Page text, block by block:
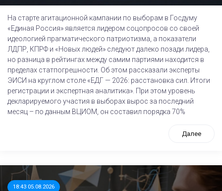
На старте агитационной кампании по выборам в Госдуму
«Единая Россия» является лидером соцопросов со своей
идеологией прагматического патриотизма, а показатели
ЛДПР, КПРФ и «Новых людей» следуют далеко позади лидера,
но разница в рейтингах между самим партиями находится в
пределах статпогрешности. Об этом рассказали эксперты
ЭИСИ на круглом столе «ЕДГ — 2026: расстановка сил. Итоги
регистрации и экспертная аналитика». При этом уровень
декларируемого участия в выборах вырос за последний
месяц – по данным ВЦИОМ, он составил порядка 70%
Далее
18:43 05.08.2026